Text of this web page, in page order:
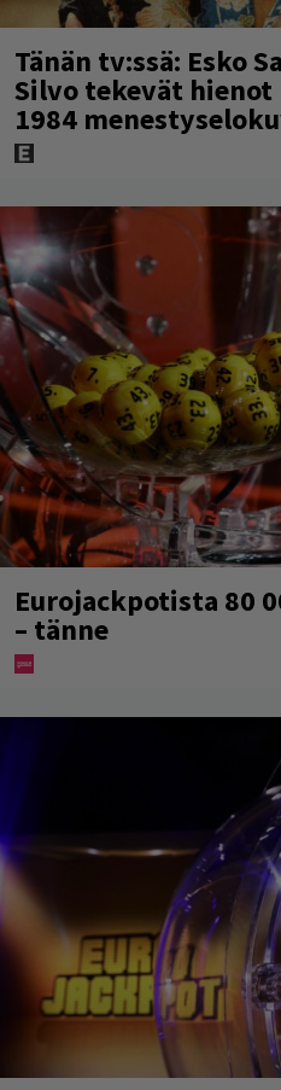
Tänän tv:ssä: Esko
Silvo tekevät
1984
Eurojackpotista 80
– tänne